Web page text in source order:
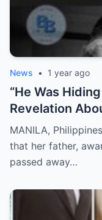
News • 1 year ago
“He Was
Revelation
Illness Before
Speechless
MANILA,
that her father,
passed away…